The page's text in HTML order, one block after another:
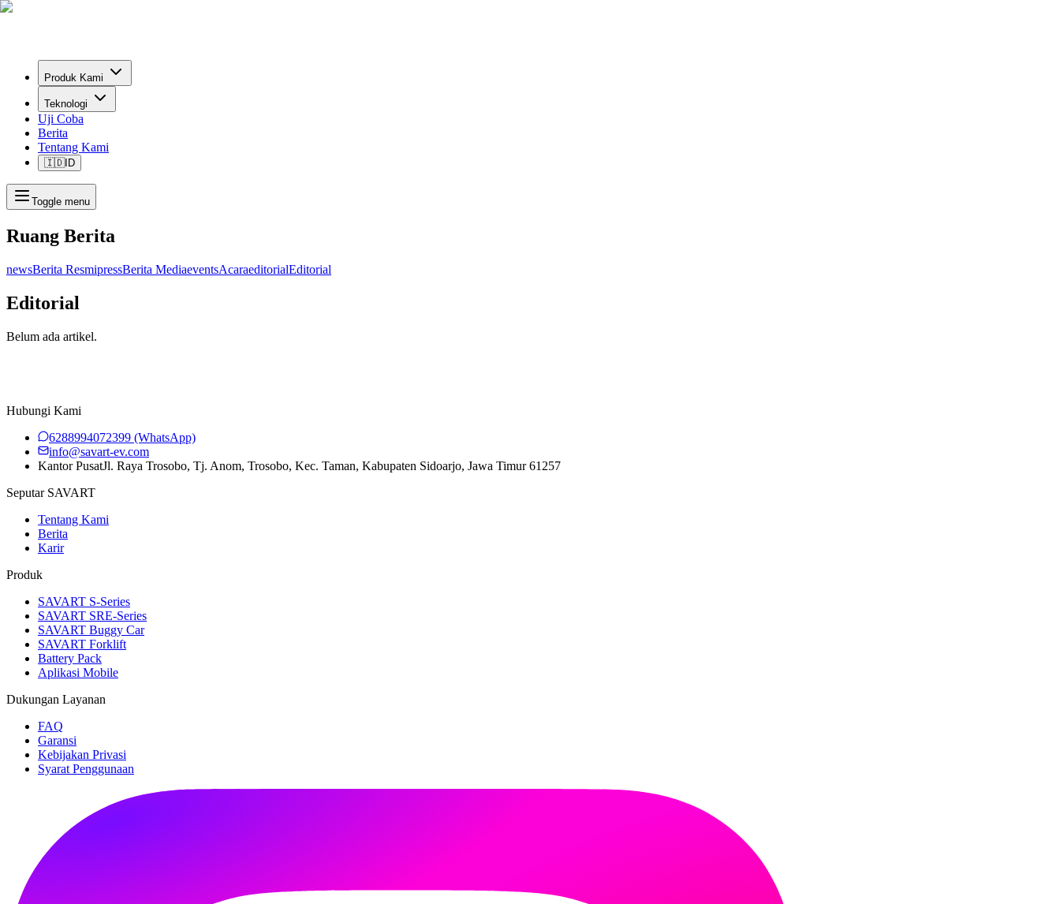
Produk Kami
Teknologi
Uji Coba
Berita
Tentang Kami
🇮🇩ID
Toggle menu
Ruang Berita
newsBerita ResmipressBerita MediaeventsAcaraeditorialEditorial
Editorial
Belum ada artikel.
Hubungi Kami
6288994072399 (WhatsApp)
info@savart-ev.com
Kantor PusatJl. Raya Trosobo, Tj. Anom, Trosobo, Kec. Taman, Kabupaten Sidoarjo, Jawa Timur 61257
Seputar SAVART
Tentang Kami
Berita
Karir
Produk
SAVART S-Series
SAVART SRE-Series
SAVART Buggy Car
SAVART Forklift
Battery Pack
Aplikasi Mobile
Dukungan Layanan
FAQ
Garansi
Kebijakan Privasi
Syarat Penggunaan